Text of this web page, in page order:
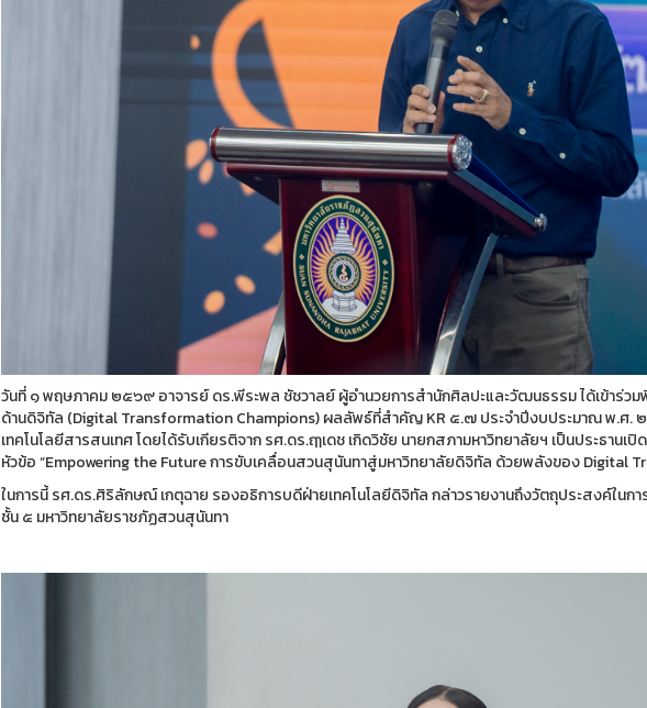
วันที่ ๑ พฤษภาคม ๒๕๖๙ อาจารย์ ดร.พีระพล ชัชวาลย์ ผู้อำนวยการสำนักศิลปะและวัฒนธรรม ได้เข้าร่
ด้านดิจิทัล (Digital Transformation Champions) ผลลัพธ์ที่สำคัญ KR ๕.๗ ประจำปีงบประมาณ พ.ศ.
เทคโนโลยีสารสนเทศ โดยได้รับเกียรติจาก รศ.ดร.ฤๅเดช เกิดวิชัย นายกสภามหาวิทยาลัยฯ เป็นประธานเ
หัวข้อ “Empowering the Future การขับเคลื่อนสวนสุนันทาสู่มหาวิทยาลัยดิจิทัล ด้วยพลังของ Digital
ในการนี้ รศ.ดร.ศิริลักษณ์ เกตุฉาย รองอธิการบดีฝ่ายเทคโนโลยีดิจิทัล กล่าวรายงานถึงวัตถุประสงค์ในก
ชั้น ๕ มหาวิทยาลัยราชภัฏสวนสุนันทา